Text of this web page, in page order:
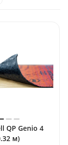
QP Genio 4
м)